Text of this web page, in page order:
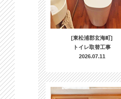
[東松浦郡玄海町]
トイレ取替工事
2026.07.11